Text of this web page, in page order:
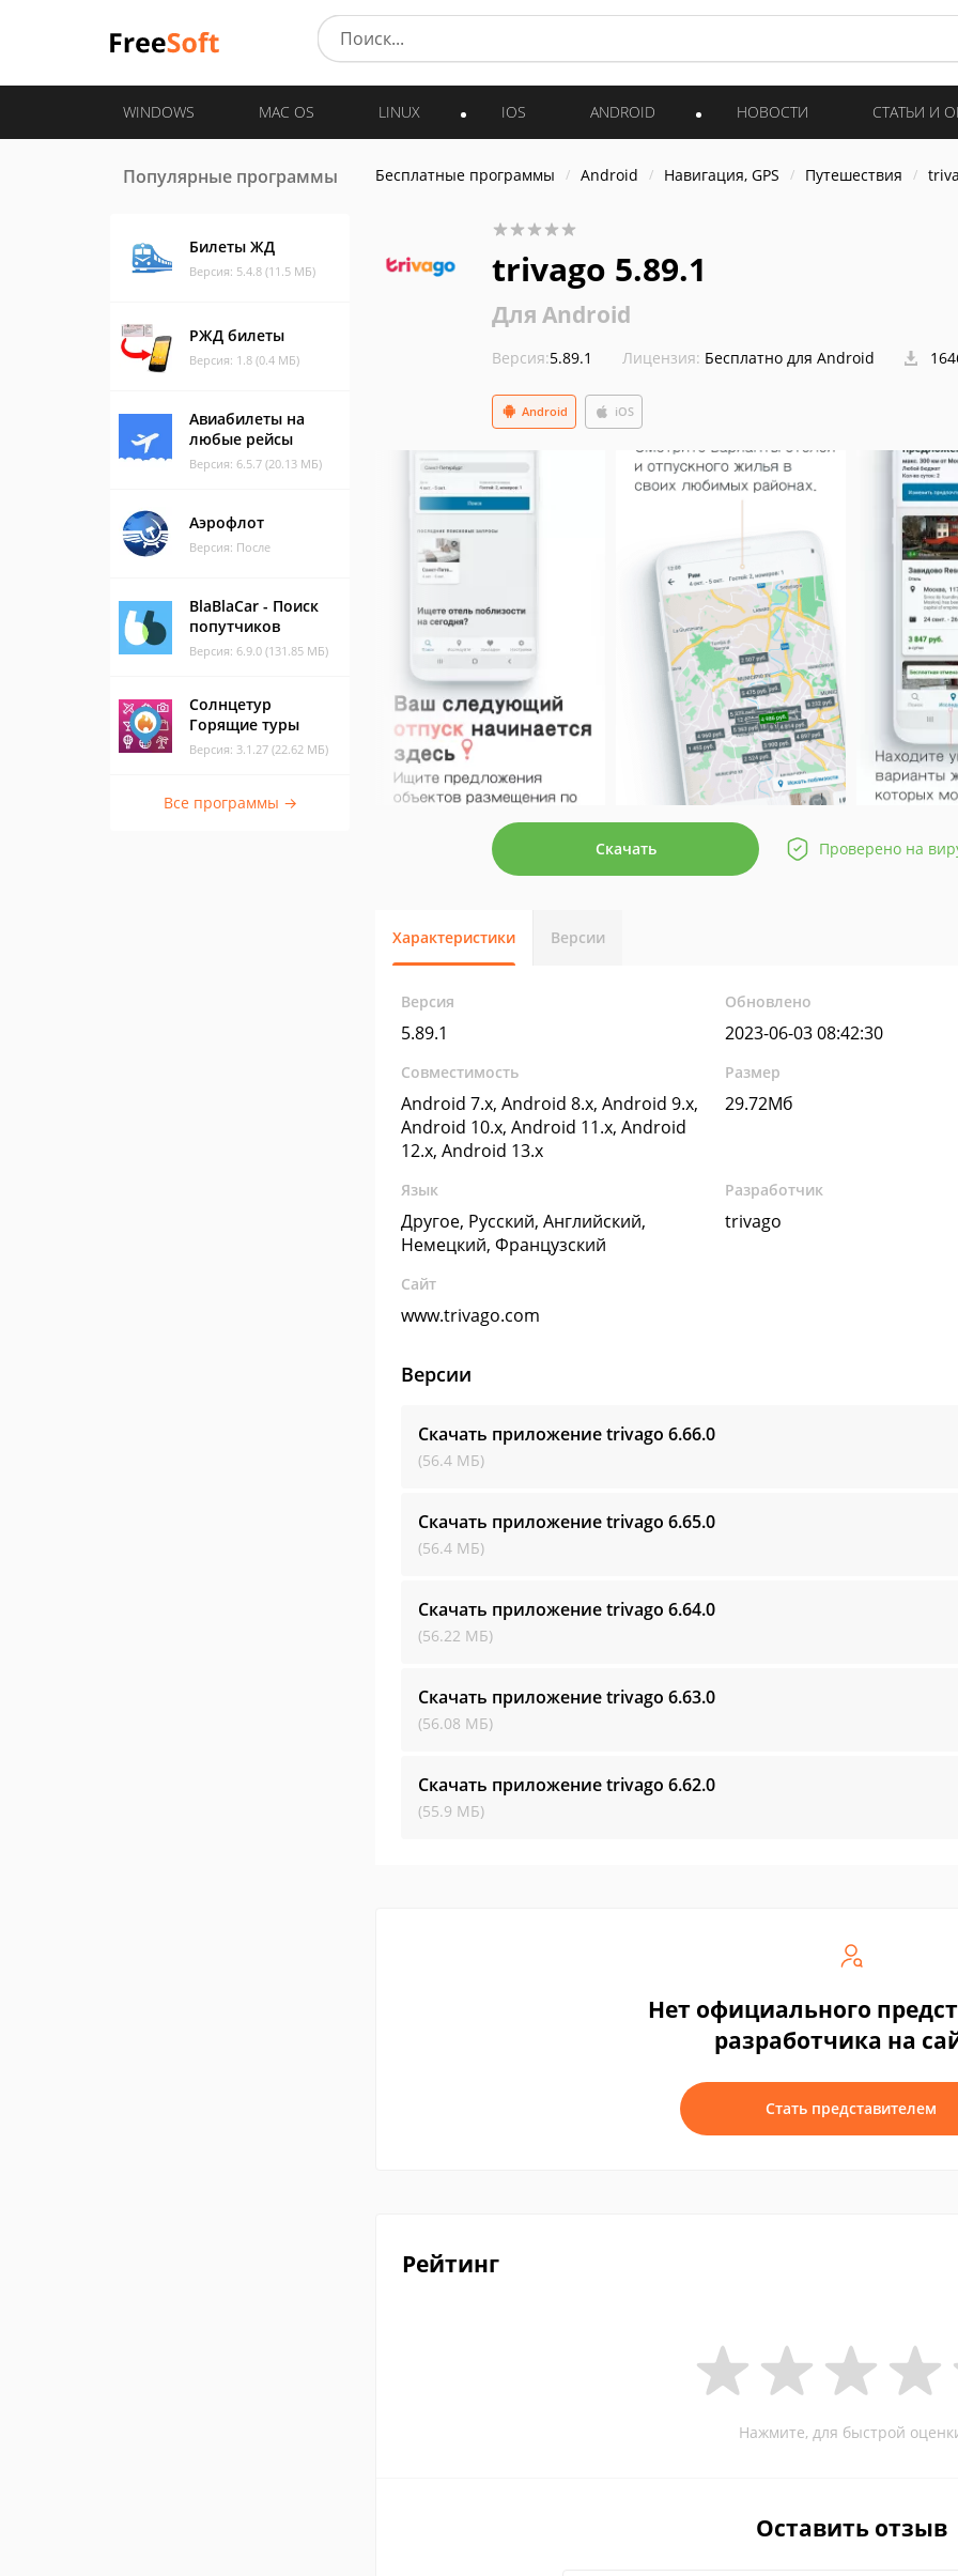
WINDOWS MAC OS LINUX IOS ANDROID НОВОСТИ СТАТЬИ И
Популярные программы
Билеты ЖД
Версия: 5.4.8 (11.5 МБ)
РЖД билеты
Версия: 1.8 (0.4 МБ)
Авиабилеты на
любые рейсы
Версия: 6.5.7 (20.13 МБ)
Аэрофлот
Версия: После
BlaBlaCar - Поиск
попутчиков
Версия: 6.9.0 (131.85 МБ)
Солнцетур
Горящие туры
Версия: 3.1.27 (22.62 МБ)
Все программы →
Бесплатные программы Android Навигация, GPS Путешествия
trivago 5.89.1
Для Android
Версия:5.89.1 Лицензия: Бесплатно для Android
Android iOS
Скачать Проверено на
Характеристики Версии
Версия
5.89.1
Обновлено
2023-06-03 08:42:30
Совместимость
Android 7.x, Android 8.x, Android 9.x,
Android 10.x, Android 11.x, Android
12.x, Android 13.x
Размер
29.72Мб
Язык
Другое, Русский, Английский,
Немецкий, Французский
Разработчик
trivago
Сайт
www.trivago.com
Версии
Скачать приложение trivago 6.66.0
(56.4 МБ)
Скачать приложение trivago 6.65.0
(56.4 МБ)
Скачать приложение trivago 6.64.0
(56.22 МБ)
Скачать приложение trivago 6.63.0
(56.08 МБ)
Скачать приложение trivago 6.62.0
(55.9 МБ)
Нет официального
разработчика на
Стать представителем
Рейтинг
Нажмите, для быстрой
Оставить отзыв